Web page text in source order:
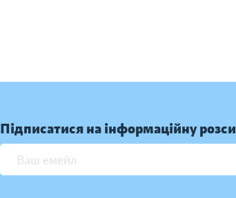
Підписатися на інформаційну